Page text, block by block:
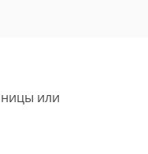
или